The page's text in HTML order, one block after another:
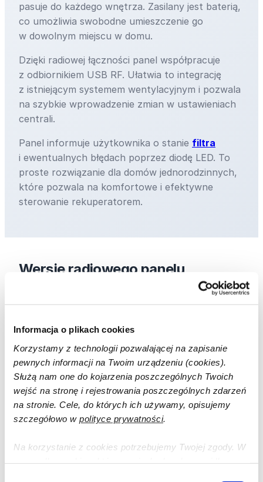
Informacja o plikach cookies
Korzystamy z technologii pozwalającej na zapisanie
pewnych informacji na Twoim urządzeniu (cookies).
Służą nam one do kojarzenia poszczególnych Twoich
wejść na stronę i rejestrowania poszczególnych zdarzeń
na stronie. Cele, do których ich używamy, opisujemy
szczegółowo w polityce prywatności.
Na korzystanie z cookies potrzebujemy Twojej zgody. W
pasuje do każdego wnętrza. Zasilany jest baterią,
co umożliwia swobodne umieszczenie go
w dowolnym miejscu w domu.
Dzięki radiowej łączności panel współpracuje
z odbiornikiem USB RF. Ułatwia to integrację
z istniejącym systemem wentylacyjnym i pozwala
na szybkie wprowadzenie zmian w ustawieniach
centrali.
Panel informuje użytkownika o stanie filtra
i ewentualnych błędach poprzez diodę LED. To
proste rozwiązanie dla domów jednorodzinnych,
które pozwala na komfortowe i efektywne
sterowanie rekuperatorem.
Wersje radiowego panelu
sterującego z czujnikiem RH do
DRAFTON Professional